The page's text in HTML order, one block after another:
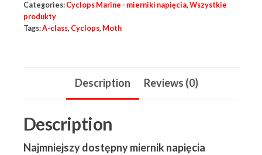
czujnik
napięcia
Categories: Cyclops Marine - mierniki napięcia, Wszystkie
produkty
Tags:A-class, Cyclops, Moth
Description Reviews (0)
Description
Najmniejszy dostępny miernik napięcia